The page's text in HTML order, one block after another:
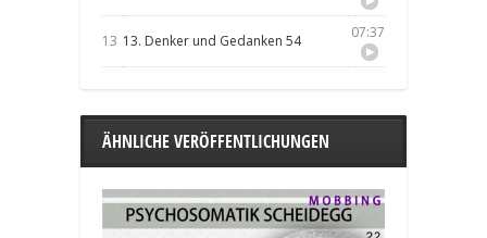
13 13. Denker und Gedanken 54 07:37
ÄHNLICHE VERÖFFENTLICHUNGEN